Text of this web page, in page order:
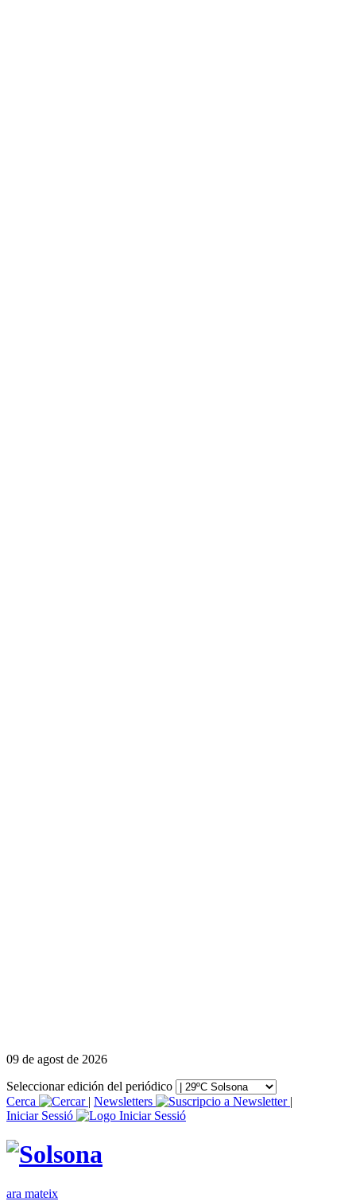
09 de agost de 2026
Seleccionar edición del periódico
Cerca
| Newsletters
|
Iniciar Sessió
ara mateix